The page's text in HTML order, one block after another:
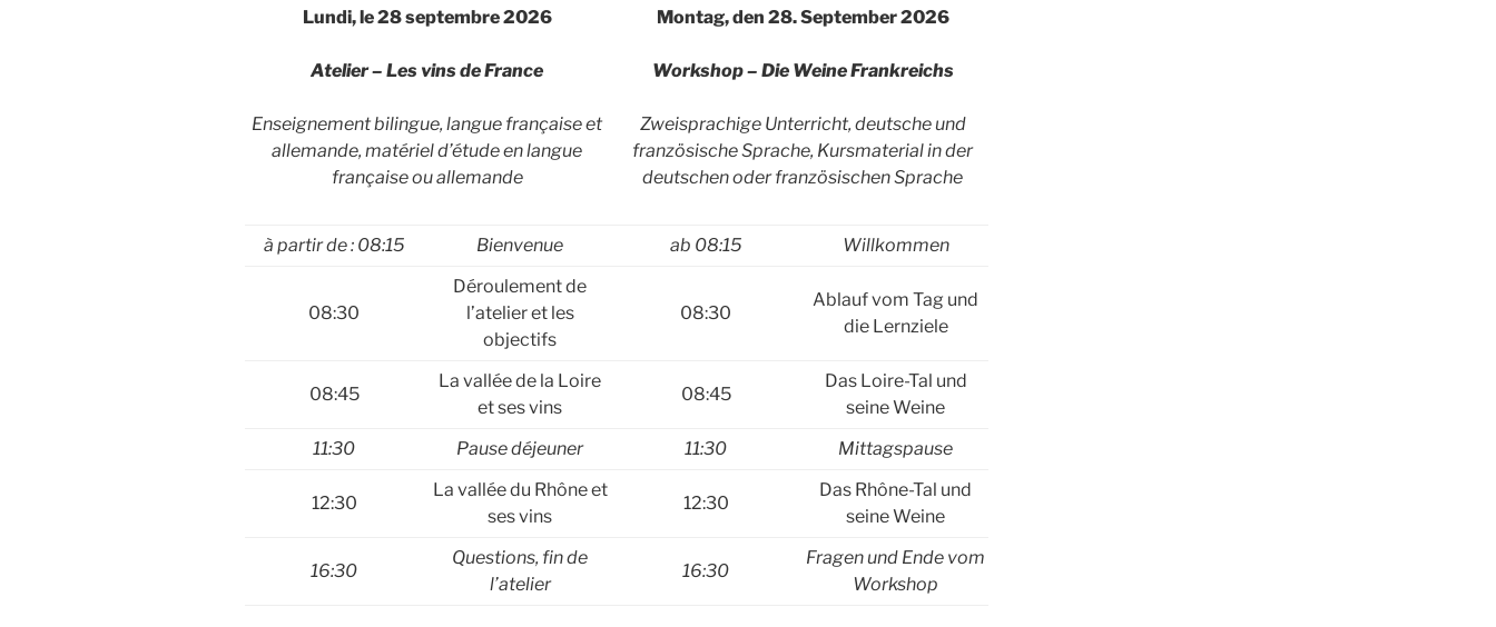
Lundi, le 28 septembre 2026
Atelier – Les vins de France
Enseignement bilingue, langue française et
allemande, matériel d’étude en langue
française ou allemande
Montag, den 28. September 2026
Workshop – Die Weine Frankreichs
Zweisprachige Unterricht, deutsche und
französische Sprache, Kursmaterial in der
deutschen oder französischen Sprache
à partir de : 08:15 Bienvenue ab 08:15 Willkommen
08:30
Déroulement de
l’atelier et les
objectifs
08:30
Ablauf vom Tag und
die Lernziele
08:45
La vallée de la Loire
et ses vins
08:45
Das Loire-Tal und
seine Weine
11:30
Pause déjeuner 11:30 Mittagspause
12:30
La vallée du Rhône et
ses vins
12:30
Das Rhône-Tal und
seine Weine
16:30
Questions, fin de
l’atelier
16:30
Fragen und Ende vom
Workshop